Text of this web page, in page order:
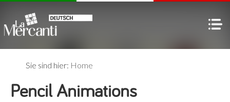
Sie sind hier: Home
Pencil Animations